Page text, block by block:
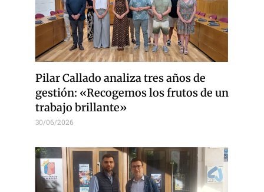
Pilar Callado analiza tres años de
gestión: «Recogemos los frutos de un
trabajo brillante»
30/06/2026